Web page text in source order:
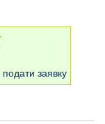
подати заявку